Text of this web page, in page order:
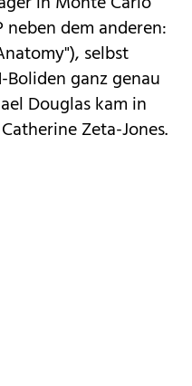
dem anderen:
selbst
Boliden ganz genau
Douglas kam in
Zeta-Jones.